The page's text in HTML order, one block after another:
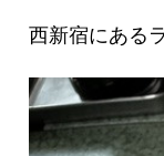
西新宿にある